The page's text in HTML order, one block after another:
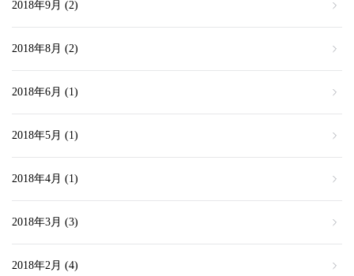
2018年9月 (2)
2018年8月 (2)
2018年6月 (1)
2018年5月 (1)
2018年4月 (1)
2018年3月 (3)
2018年2月 (4)